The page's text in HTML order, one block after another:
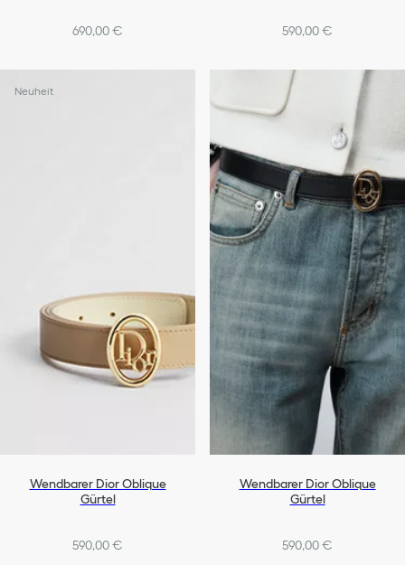
690,00 € 590,00 €
Neuheit
Wendbarer Dior Oblique
Gürtel
590,00 €
Wendbarer Dior Oblique
Gürtel
590,00 €